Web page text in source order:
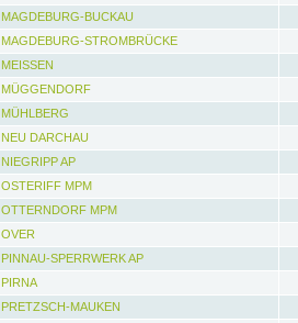
MAGDEBURG-BUCKAU
MAGDEBURG-STROMBRÜCKE
MEISSEN
MÜGGENDORF
MÜHLBERG
NEU DARCHAU
NIEGRIPP AP
OSTERIFF MPM
OTTERNDORF MPM
OVER
PINNAU-SPERRWERK AP
PIRNA
PRETZSCH-MAUKEN